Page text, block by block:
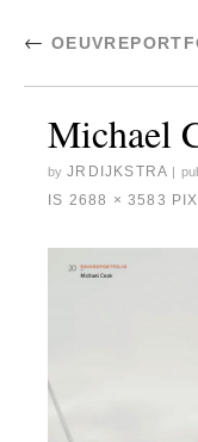
←
Michael
by JRDIJKSTRA |
IS 2688 × 3583